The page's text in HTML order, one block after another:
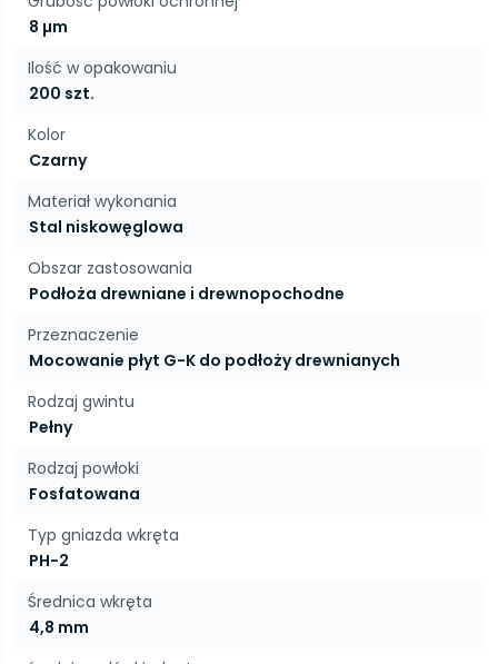
8 µm
Ilość w opakowaniu
200 szt.
Kolor
Czarny
Materiał wykonania
Stal niskowęglowa
Obszar zastosowania
Podłoża drewniane i drewnopochodne
Przeznaczenie
Mocowanie płyt G-K do podłoży drewnianych
Rodzaj gwintu
Pełny
Rodzaj powłoki
Fosfatowana
Typ gniazda wkręta
PH-2
Średnica wkręta
4,8 mm